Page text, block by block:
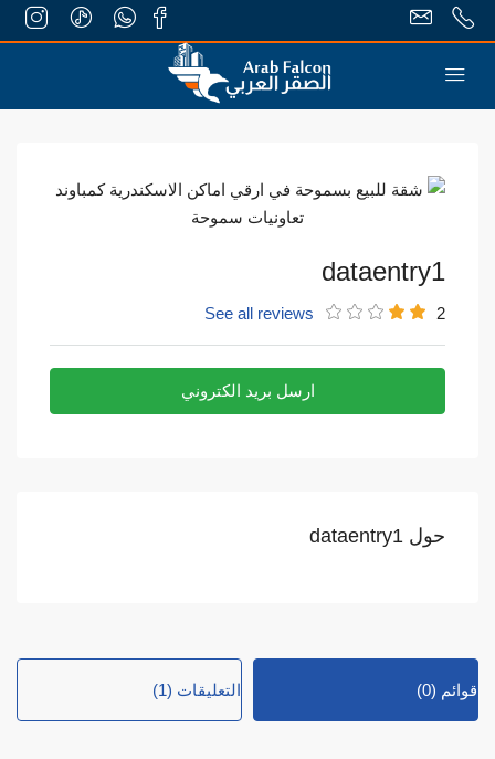
dataentry1
2
See all reviews
ارسل بريد الكتروني
حول dataentry1
قوائم (0) التعليقات (1)